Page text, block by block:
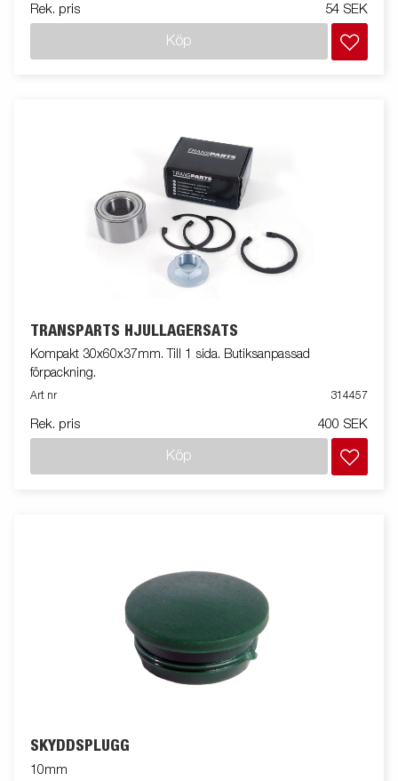
Rek. pris 54 SEK
Köp
TRANSPARTS HJULLAGERSATS
Kompakt 30x60x37mm. Till 1 sida. Butiksanpassad
förpackning.
Art nr 314457
Rek. pris 400 SEK
Köp
SKYDDSPLUGG
10mm